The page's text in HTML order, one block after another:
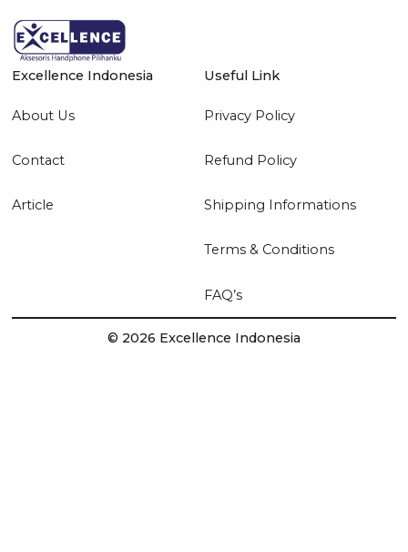
Excellence Indonesia
About Us
Contact
Article
Useful Link
Privacy Policy
Refund Policy
Shipping Informations
Terms & Conditions
FAQ’s
© 2026 Excellence Indonesia